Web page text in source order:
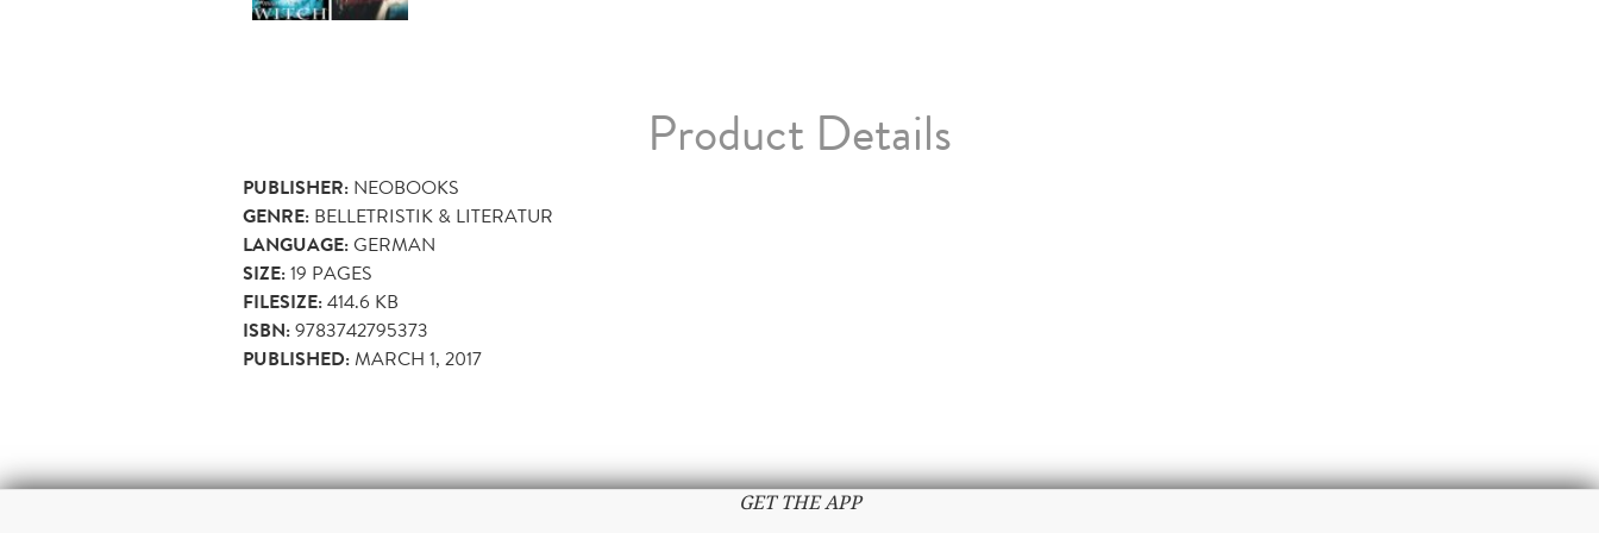
Product Details
PUBLISHER: NEOBOOKS
GENRE: BELLETRISTIK & LITERATUR
LANGUAGE:GERMAN
SIZE:19 PAGES
FILESIZE:414.6 KB
ISBN:9783742795373
PUBLISHED:MARCH 1, 2017
GET THE APP